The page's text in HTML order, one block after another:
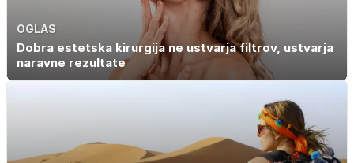
OGLAS
Dobra estetska kirurgija ne ustvarja filtrov, ustvarja
naravne rezultate